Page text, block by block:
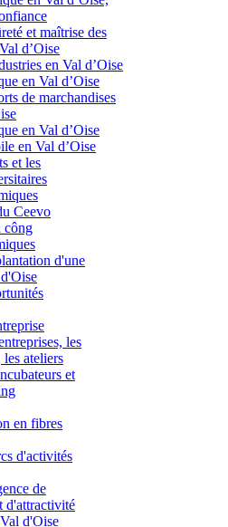
et maîtrise des
d’Oise
en Val d’Oise
en Val d’Oise
de marchandises
en Val d’Oise
en Val d’Oise
et les
Ceevo
công
d'une
les
les ateliers
et
en fibres
d'activités
de
d'attractivité
d'Oise